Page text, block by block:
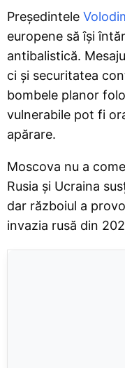
Președintele
europene să își
antibalistică.
ci și securitatea
bombele planor
vulnerabile pot fi
apărare.
Moscova nu a
Rusia și Ucraina
dar războiul a
invazia rusă din